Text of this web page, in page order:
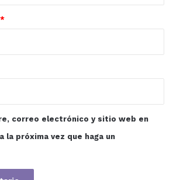
*
correo electrónico y sitio web en
la próxima vez que haga un